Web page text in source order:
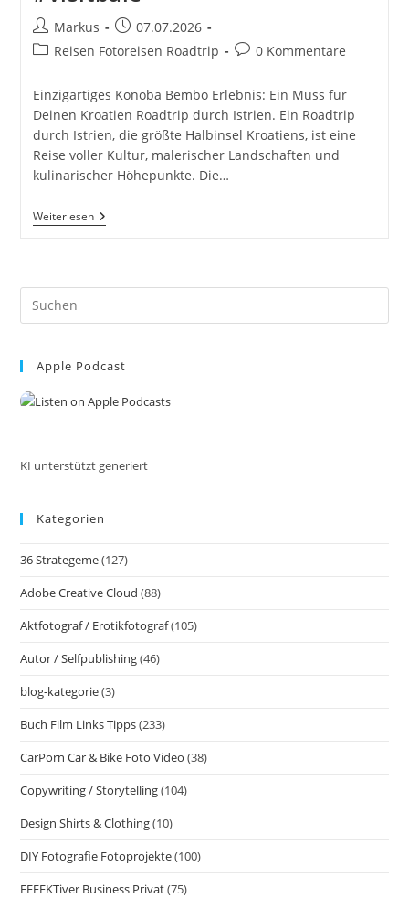
Beitrags-
Autor:
Markus
Beitrag
veröffentlicht:
07.07.2026
Beitrags-
Reisen Fotoreisen Roadtrip
Beitrags-
0 Kommentare
Einzigartiges Konoba Bembo Erlebnis: Ein Muss für
Deinen Kroatien Roadtrip durch Istrien. Ein Roadtrip
durch Istrien, die größte Halbinsel Kroatiens, ist eine
Reise voller Kultur, malerischer Landschaften und
kulinarischer Höhepunkte. Die…
WeiterlesenKonoba
Bembo
Valle
#visitbale
Apple Podcast
KI unterstützt generiert
Kategorien
36 Strategeme(127)
Adobe Creative Cloud (88)
Aktfotograf / Erotikfotograf(105)
Autor / Selfpublishing(46)
blog-kategorie(3)
Buch Film Links Tipps(233)
CarPorn Car & Bike Foto Video (38)
Copywriting / Storytelling(104)
Design Shirts & Clothing(10)
DIY Fotografie Fotoprojekte(100)
EFFEKTiver Business Privat(75)